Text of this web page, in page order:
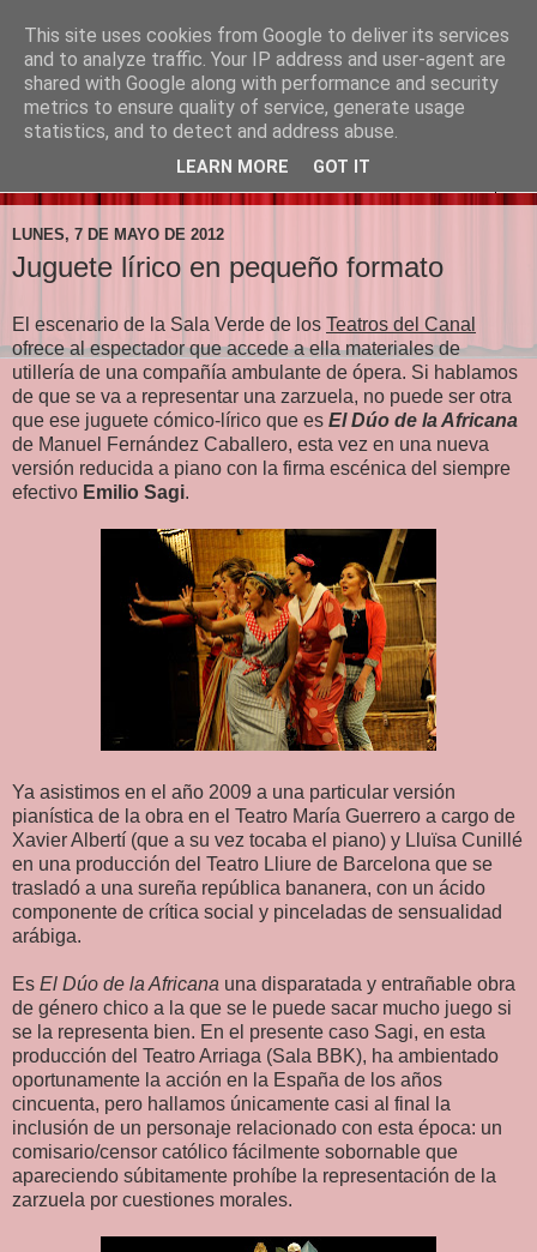
Prima la Música
"Primero la música, luego las palabras"
LUNES, 7 DE MAYO DE 2012
Juguete lírico en pequeño formato
El escenario de la Sala Verde de los Teatros del Canal
ofrece al espectador que accede a ella materiales de
utillería de una compañía ambulante de ópera. Si hablamos
de que se va a representar una zarzuela, no puede ser otra
que ese juguete cómico-lírico que es El Dúo de la Africana
de Manuel Fernández Caballero, esta vez en una nueva
versión reducida a piano con la firma escénica del siempre
efectivo Emilio Sagi.
Ya asistimos en el año 2009 a una particular versión
pianística de la obra en el Teatro María Guerrero a cargo de
Xavier Albertí (que a su vez tocaba el piano) y Lluïsa Cunillé
en una producción del Teatro Lliure de Barcelona que se
trasladó a una sureña república bananera, con un ácido
componente de crítica social y pinceladas de sensualidad
arábiga.
Es El Dúo de la Africana una disparatada y entrañable obra
de género chico a la que se le puede sacar mucho juego si
se la representa bien. En el presente caso Sagi, en esta
producción del Teatro Arriaga (Sala BBK), ha ambientado
oportunamente la acción en la España de los años
cincuenta, pero hallamos únicamente casi al final la
inclusión de un personaje relacionado con esta época: un
comisario/censor católico fácilmente sobornable que
apareciendo súbitamente prohíbe la representación de la
zarzuela por cuestiones morales.
This site uses cookies from Google to deliver its services
and to analyze traffic. Your IP address and user-agent are
shared with Google along with performance and security
metrics to ensure quality of service, generate usage
statistics, and to detect and address abuse.
LEARN MORE GOT IT